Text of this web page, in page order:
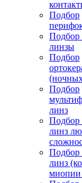
Подбор
Подбор
линзы
Подбор
Подбор
линз
Подбор
линз
Подбор
линз
миопии